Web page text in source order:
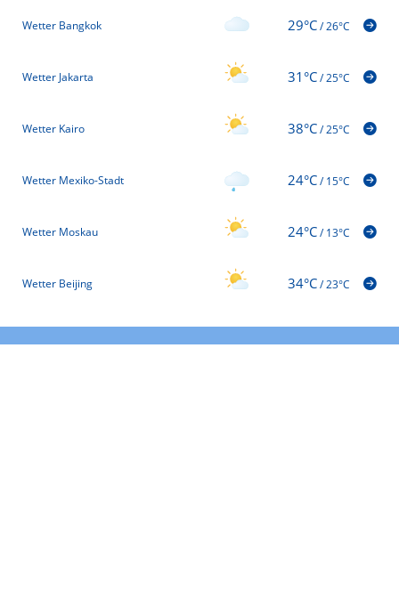
Wetter Bangkok 29°C/26°C
Wetter Jakarta 31°C/25°C
Wetter Kairo 38°C/25°C
Wetter Mexiko-Stadt 24°C/15°C
Wetter Moskau 24°C/13°C
Wetter Beijing 34°C/23°C